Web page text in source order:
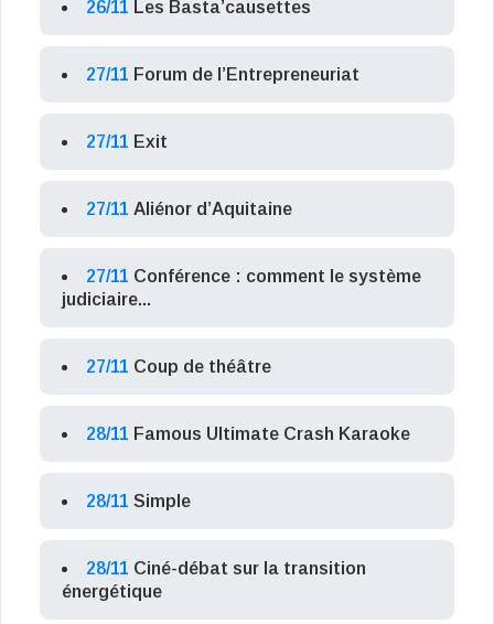
26/11 Les Basta’causettes
27/11 Forum de l’Entrepreneuriat
27/11 Exit
27/11 Aliénor d’Aquitaine
27/11 Conférence : comment le système
judiciaire...
27/11 Coup de théâtre
28/11 Famous Ultimate Crash Karaoke
28/11 Simple
28/11 Ciné-débat sur la transition
énergétique